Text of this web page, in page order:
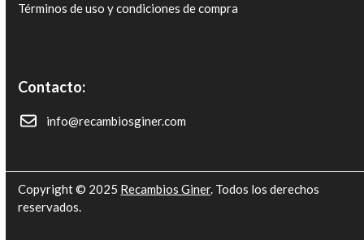
Términos de uso y condiciones de compra
Contacto:
info@recambiosginer.com
Copyright © 2025 Recambios Giner. Todos los derechos
reservados.